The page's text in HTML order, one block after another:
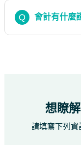
Q 會計有什麼
想瞭
請填寫下列資